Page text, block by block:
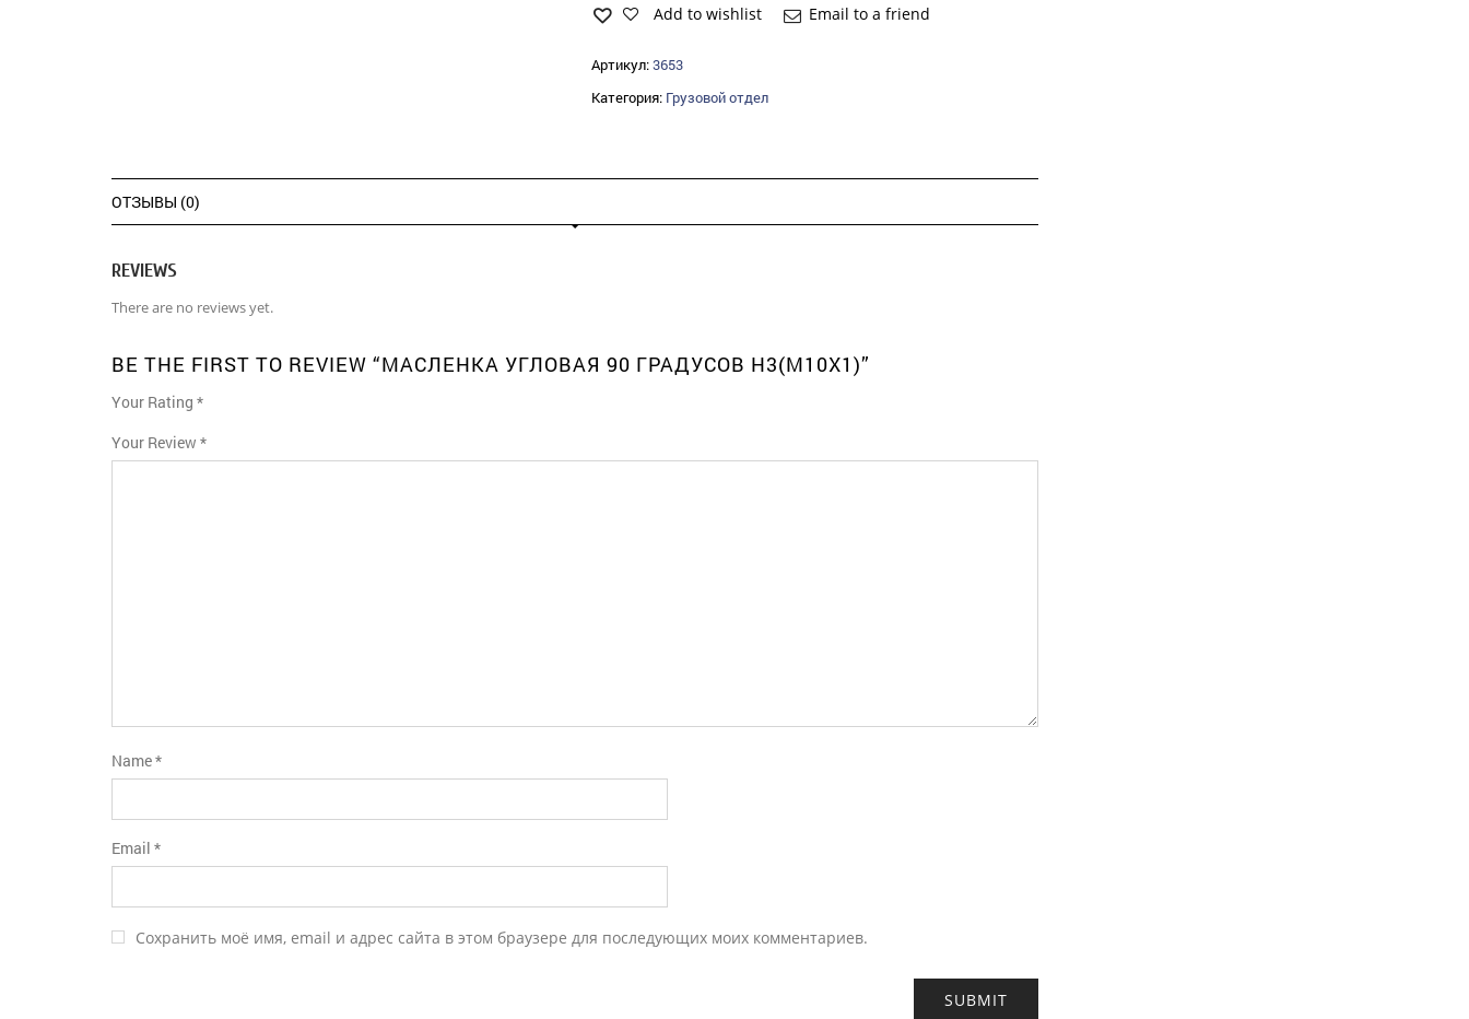
Н3(М10х1)Add to wishlist Email to a friend
Артикул:3653
Категория: Грузовой отдел
ОТЗЫВЫ (0)
REVIEWS
There are no reviews yet.
BE THE FIRST TO REVIEW “МАСЛЕНКА УГЛОВАЯ 90 ГРАДУСОВ Н3(М10Х1)”
Your Rating *
Your Review *
Name*
Email *
Сохранить моё имя, email и адрес сайта в этом браузере для последующих моих комментариев.